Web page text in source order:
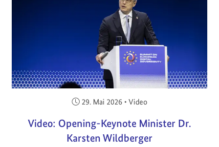
Veröffentlicht am:
29. Mai 2026 • Video
Video: Opening-Keynote Minister Dr.
Karsten Wildberger